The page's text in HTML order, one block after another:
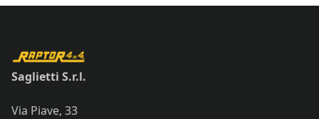
Saglietti S.r.l.
Via Piave, 33